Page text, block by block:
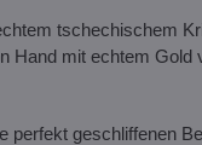
tschechischem
Hand mit echtem
perfekt geschliffenen